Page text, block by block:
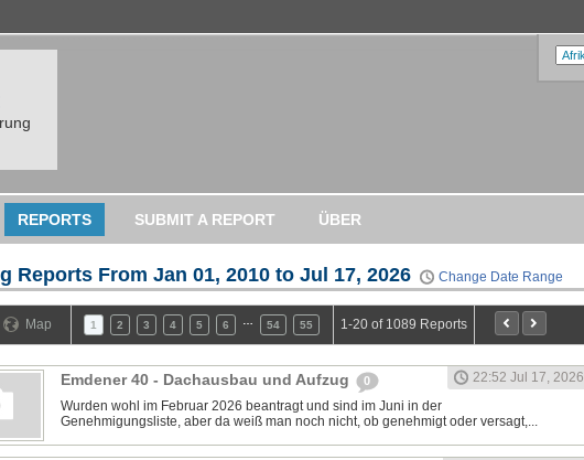
REPORTS SUBMIT A REPORT ÜBER
Reports From Jan 01, 2010 to Jul 17, 2026 Change Date Range
Map 1 2 3 4 5 6 54 55 1-20 of 1089 Reports
Emdener 40 - Dachausbau und Aufzug 0
22:52 Jul 17, 2026
Wurden wohl im Februar 2026 beantragt und sind im Juni in der
Genehmigungsliste, aber da weiß man noch nicht, ob genehmigt oder versagt,...